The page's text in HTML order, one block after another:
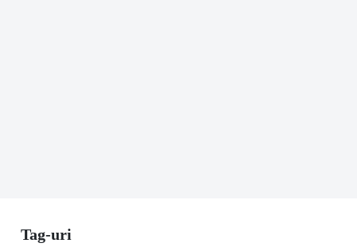
Tag-uri